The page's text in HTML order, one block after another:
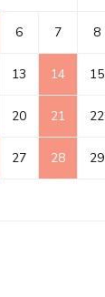
6 7 8
13 14 15
20 21 22
27 28 29